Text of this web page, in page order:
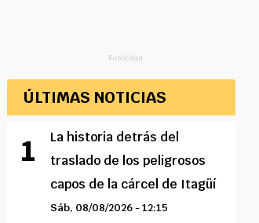
Publicidad
ÚLTIMAS NOTICIAS
La historia detrás del
traslado de los peligrosos
capos de la cárcel de Itagüí
Sáb, 08/08/2026 - 12:15